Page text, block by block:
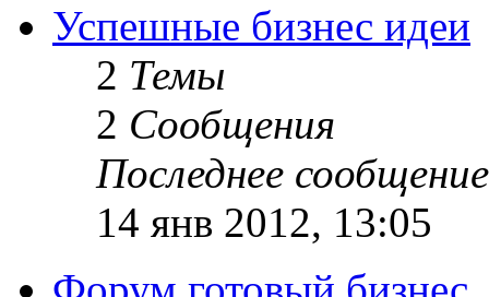
Успешные бизнес идеи
2 Темы
2 Сообщения
Последнее сообщение
14 янв 2012, 13:05